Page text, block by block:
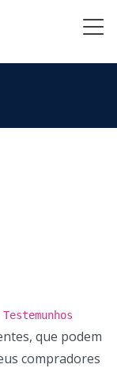
Testemunhos
que podem
compradores